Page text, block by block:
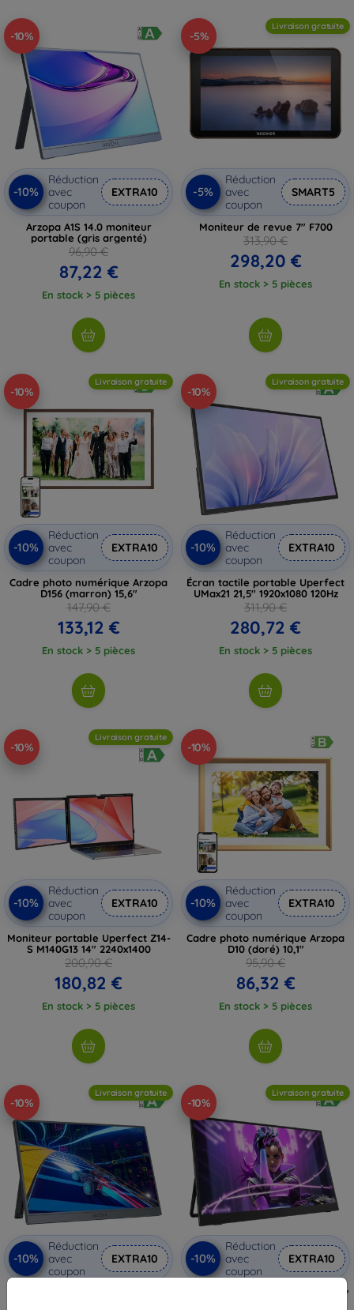
-10%
-10%
Réduction
avec
coupon
EXTRA10
Arzopa A1S 14.0 moniteur
portable (gris argenté)
96,90 €
87,22 €
En stock > 5 pièces
-5%
Livraison gratuite
-5%
Réduction
avec
coupon
SMART5
Moniteur de revue 7" F700
313,90 €
298,20 €
En stock > 5 pièces
-10%
Livraison gratuite
-10%
Réduction
avec
coupon
EXTRA10
Cadre photo numérique Arzopa
D156 (marron) 15,6"
147,90 €
133,12 €
En stock > 5 pièces
-10%
Livraison gratuite
-10%
Réduction
avec
coupon
EXTRA10
Écran tactile portable Uperfect
UMax21 21,5'' 1920x1080 120Hz
311,90 €
280,72 €
En stock > 5 pièces
-10%
Livraison gratuite
-10%
Réduction
avec
coupon
EXTRA10
Moniteur portable Uperfect Z14-
S M140G13 14" 2240x1400
200,90 €
180,82 €
En stock > 5 pièces
-10%
-10%
Réduction
avec
coupon
EXTRA10
Cadre photo numérique Arzopa
D10 (doré) 10,1"
95,90 €
86,32 €
En stock > 5 pièces
-10%
Livraison gratuite
-10%
Réduction
avec
coupon
EXTRA10
-10%
Livraison gratuite
-10%
Réduction
avec
coupon
EXTRA10
Uperfect UGame J5 M173J15 17,3"